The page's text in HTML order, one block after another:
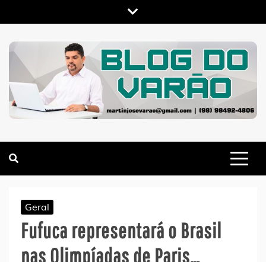
to
content
Geral
Fufuca representará o Brasil
nas Olimpíadas de Paris…